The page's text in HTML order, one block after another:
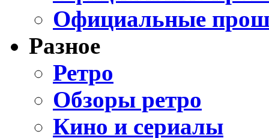
Официальные
Разное
Ретро
Обзоры ретро
Кино и сериалы